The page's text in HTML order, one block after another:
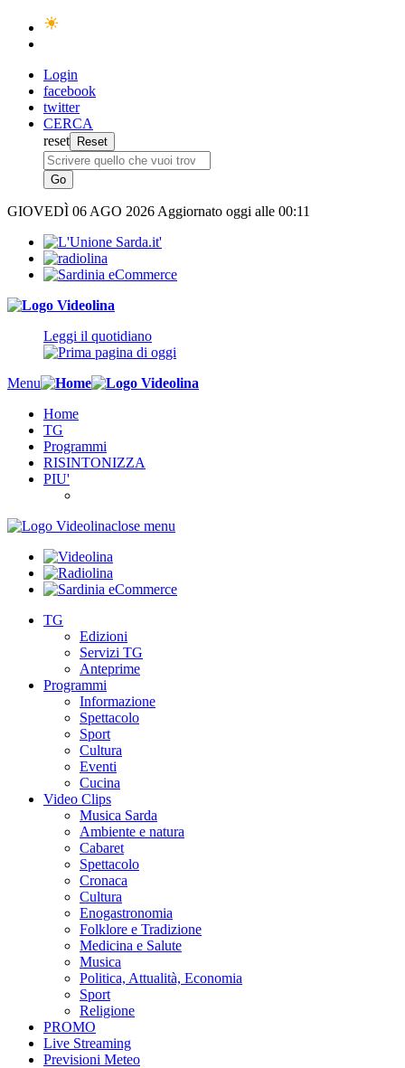
Login
facebook
twitter
CERCA
reset
GIOVEDÌ 06 AGO 2026 Aggiornato oggi alle 00:11
Leggi il quotidiano
Menu
Home
TG
Programmi
RISINTONIZZA
PIU'
close menu
TG
Edizioni
Servizi TG
Anteprime
Programmi
Informazione
Spettacolo
Sport
Cultura
Eventi
Cucina
Video Clips
Musica Sarda
Ambiente e natura
Cabaret
Spettacolo
Cronaca
Cultura
Enogastronomia
Folklore e Tradizione
Medicina e Salute
Musica
Politica, Attualità, Economia
Sport
Religione
PROMO
Live Streaming
Previsioni Meteo